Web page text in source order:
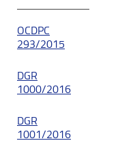
OCDPC
293/2015
DGR
1000/2016
DGR
1001/2016